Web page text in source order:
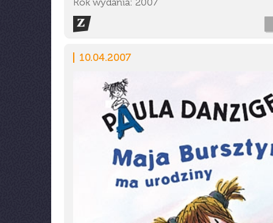
Rok wydania: 2007
10.04.2007